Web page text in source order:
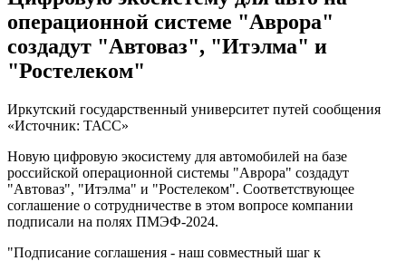
операционной системе "Аврора"
создадут "Автоваз", "Итэлма" и
"Ростелеком"
Иркутский государственный университет путей сообщения
«Источник: ТАСС»
Новую цифровую экосистему для автомобилей на базе
российской операционной системы "Аврора" создадут
"Автоваз", "Итэлма" и "Ростелеком". Соответствующее
соглашение о сотрудничестве в этом вопросе компании
подписали на полях ПМЭФ-2024.
"Подписание соглашения - наш совместный шаг к